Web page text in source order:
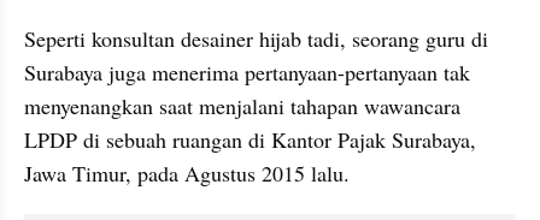
Seperti konsultan desainer hijab tadi, seorang guru di
Surabaya juga menerima pertanyaan-pertanyaan tak
menyenangkan saat menjalani tahapan wawancara
LPDP di sebuah ruangan di Kantor Pajak Surabaya,
Jawa Timur, pada Agustus 2015 lalu.